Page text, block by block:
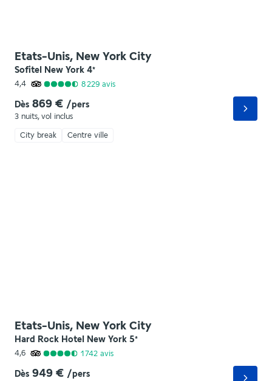
Etats-Unis, New York City
Sofitel New York 4*
4,4
8 229 avis
Dès 869 € /pers
3 nuits, vol inclus
City break Centre ville
Etats-Unis, New York City
Hard Rock Hotel New York 5*
4,6
1 742 avis
Dès 949 € /pers